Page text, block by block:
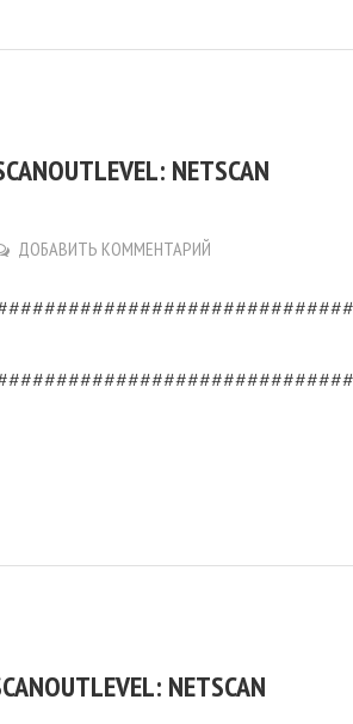
NETSCAN
ДОБАВИТЬ КОММЕНТАРИЙ
NETSCAN